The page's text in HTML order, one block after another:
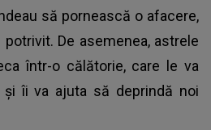
să pornească o afacere,
De asemenea, astrele
într-o călătorie, care le va
îi va ajuta să deprindă noi